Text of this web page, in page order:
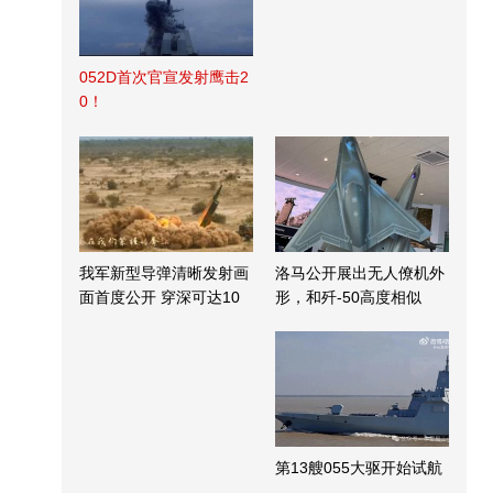
052D首次官宣发射鹰击2
0！
我军新型导弹清晰发射画
面首度公开 穿深可达10
洛马公开展出无人僚机外
形，和歼-50高度相似
第13艘055大驱开始试航